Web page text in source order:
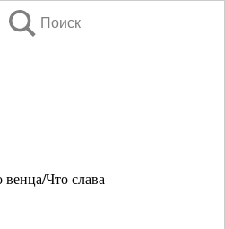
Поиск
Что слава